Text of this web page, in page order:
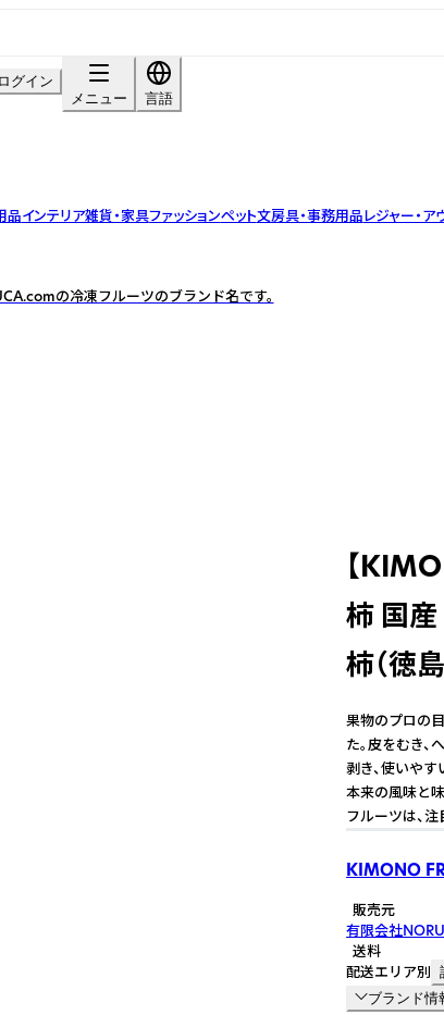
ログイン
メニュー
言語
品インテリア雑貨・家具ファッションペット文房具・事務用品レジャー・ア
の冷凍フルーツのブランド名です。
【
柿 国
柿（徳
果物のプロの
た。皮をむき
剥き、使いや
本来の風味と
フルーツは、注
KIMONO
販売元
有限会社
送料
配送エリア別
ブランド情